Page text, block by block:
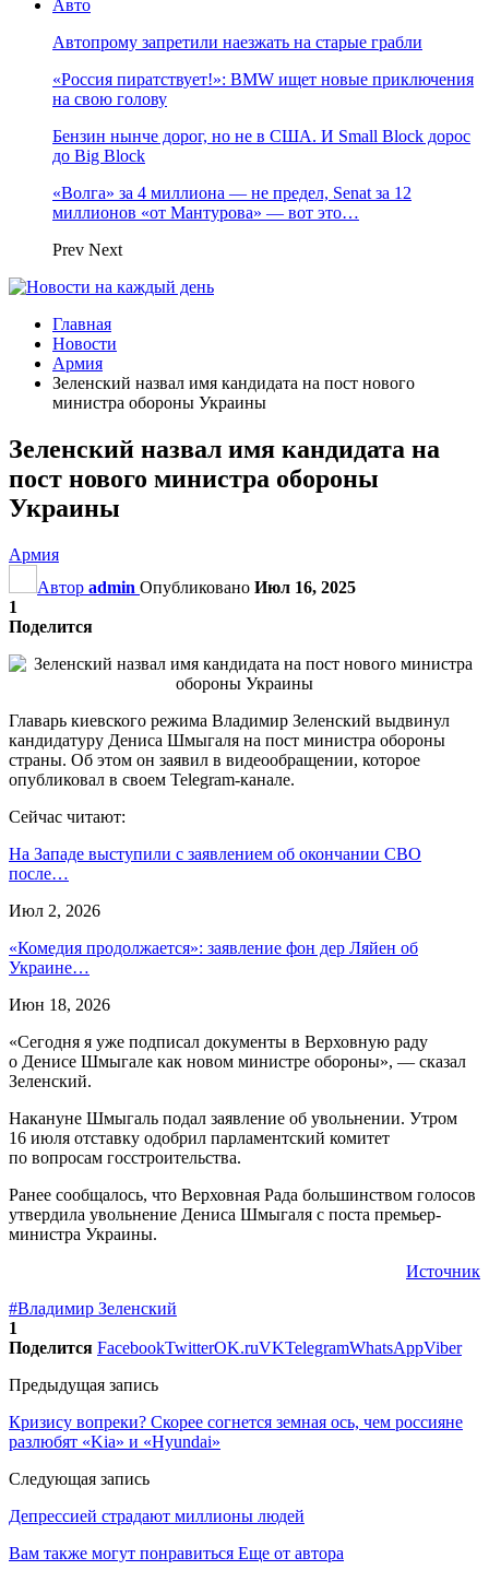
Авто
Автопрому запретили наезжать на старые грабли
«Россия пиратствует!»: BMW ищет новые приключения
на свою голову
Бензин нынче дорог, но не в США. И Small Block дорос
до Big Block
«Волга» за 4 миллиона — не предел, Senat за 12
миллионов «от Мантурова» — вот это…
Prev Next
Главная
Новости
Армия
Зеленский назвал имя кандидата на пост нового
министра обороны Украины
Зеленский назвал имя кандидата на
пост нового министра обороны
Украины
Армия
Автор admin Опубликовано Июл 16, 2025
1
Поделится
Главарь киевского режима Владимир Зеленский выдвинул
кандидатуру Дениса Шмыгаля на пост министра обороны
страны. Об этом он заявил в видеообращении, которое
опубликовал в своем Telegram-канале.
Сейчас читают:
На Западе выступили с заявлением об окончании СВО
после…
Июл 2, 2026
«Комедия продолжается»: заявление фон дер Ляйен об
Украине…
Июн 18, 2026
«Сегодня я уже подписал документы в Верховную раду
о Денисе Шмыгале как новом министре обороны», — сказал
Зеленский.
Накануне Шмыгаль подал заявление об увольнении. Утром
16 июля отставку одобрил парламентский комитет
по вопросам госстроительства.
Ранее сообщалось, что Верховная Рада большинством голосов
утвердила увольнение Дениса Шмыгаля с поста премьер-
министра Украины.
Источник
#Владимир Зеленский
1
Поделится FacebookTwitterOK.ruVKTelegramWhatsAppViber
Предыдущая запись
Кризису вопреки? Скорее согнется земная ось, чем россияне
разлюбят «Kia» и «Hyundai»
Следующая запись
Депрессией страдают миллионы людей
Вам также могут понравиться Еще от автора